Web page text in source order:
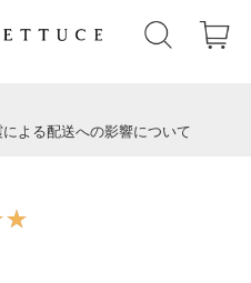
よる配送への影響について